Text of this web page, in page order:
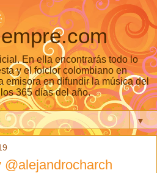
En ella encontrarás todo lo
y el folclor colombiano en
emisora en difundir la música del
365 días del año.
▼